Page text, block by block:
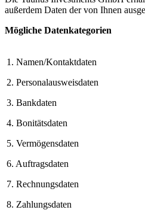
außerdem Daten der von Ihnen
Mögliche Datenkategorien
1. Namen/Kontaktdaten
2. Personalausweisdaten
3. Bankdaten
4. Bonitätsdaten
5. Vermögensdaten
6. Auftragsdaten
7. Rechnungsdaten
8. Zahlungsdaten